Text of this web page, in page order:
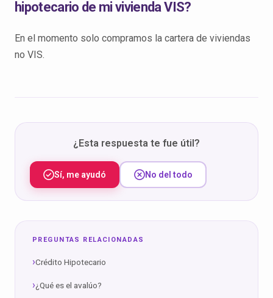
hipotecario de mi vivienda VIS?
En el momento solo compramos la cartera de viviendas
no VIS.
¿Esta respuesta te fue útil?
Sí, me ayudó No del todo
PREGUNTAS RELACIONADAS
Crédito Hipotecario
¿Qué es el avalúo?